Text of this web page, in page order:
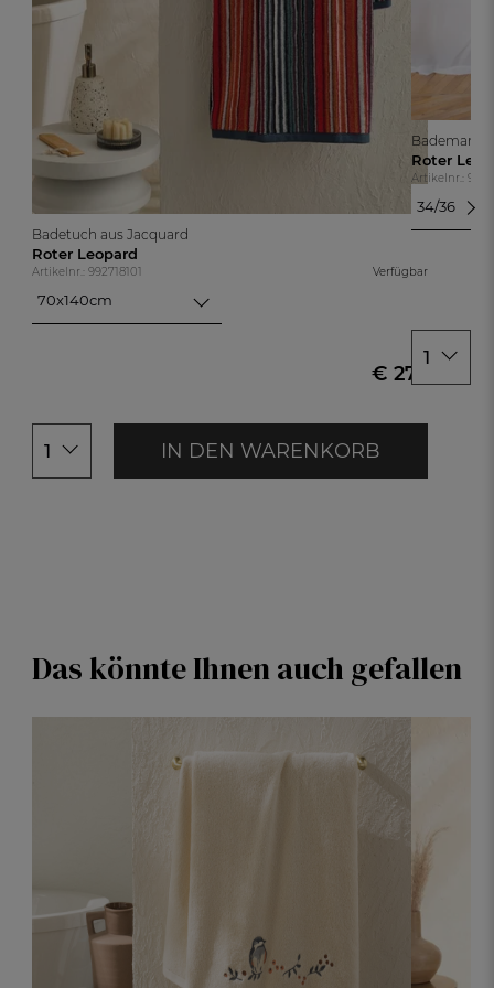
Badetuch aus Jacquard
Roter Leopard
Artikelnr.: 992718101 Verfügbar
70x140cm
€ 27,-
1 IN DEN WARENKORB
Roter
Artikelnr.:
34/36
1
Das könnte Ihnen auch gefallen